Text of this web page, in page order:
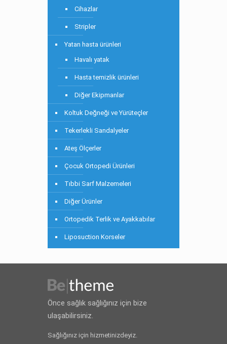
Cihazlar
Stripler
Yatan hasta ürünleri
Havalı yatak
Hasta temizlik ürünleri
Diğer Ekipmanlar
Koltuk Değneği ve Yürüteçler
Tekerlekli Sandalyeler
Ateş Ölçerler
Çocuk Ortopedi Ürünleri
Tıbbi Sarf Malzemeleri
Diğer Ürünler
Ortopedik Terlik ve Ayakkabılar
Liposuction Korseler
Önce sağlık sağlığınız için bize
ulaşabilirsiniz.
Sağlığınız için hizmetinizdeyiz.